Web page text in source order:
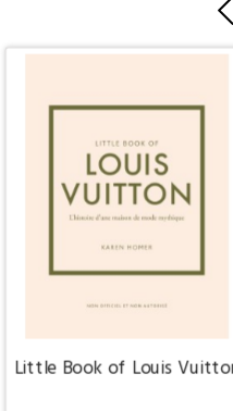
Little Book of Louis